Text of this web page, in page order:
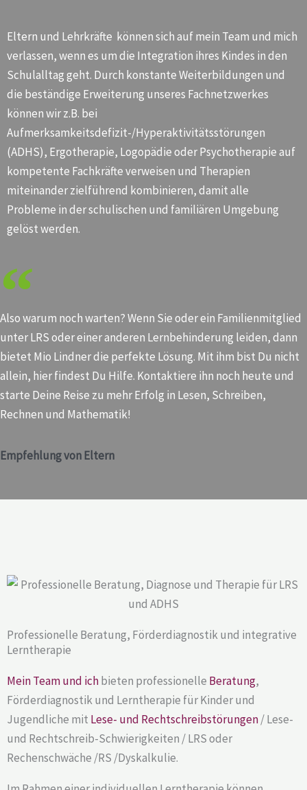
Eltern und Lehrkräfte können sich auf mein Team und mich
verlassen, wenn es um die Integration ihres Kindes in den
Schulalltag geht. Durch konstante Weiterbildungen und
die beständige Erweiterung unseres Fachnetzwerkes
können wir z.B. bei
Aufmerksamkeitsdefizit-/Hyperaktivitätsstörungen
(ADHS), Ergotherapie, Logopädie oder Psychotherapie auf
kompetente Fachkräfte verweisen und Therapien
miteinander zielführend kombinieren, damit alle
Probleme in der schulischen und familiären Umgebung
gelöst werden.
Also warum noch warten? Wenn Sie oder ein Familienmitglied
unter LRS oder einer anderen Lernbehinderung leiden, dann
bietet Mio Lindner die perfekte Lösung. Mit ihm bist Du nicht
allein, hier findest Du Hilfe. Kontaktiere ihn noch heute und
starte Deine Reise zu mehr Erfolg in Lesen, Schreiben,
Rechnen und Mathematik!
Empfehlung von Eltern
Professionelle Beratung, Förderdiagnostik und integrative
Lerntherapie
Mein Team und ichbieten professionelle Beratung,
Förderdiagnostik und Lerntherapie für Kinder und
Jugendliche mit Lese- und Rechtschreibstörungen/ Lese-
und Rechtschreib-Schwierigkeiten / LRS oder
Rechenschwäche /RS /Dyskalkulie.